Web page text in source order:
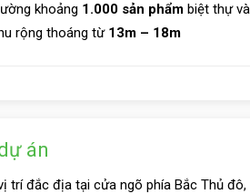
khoảng 1.000 sản phẩmbiệt thự và
rộng thoáng từ 13m – 18m
án
trí đắc địa tại cửa ngõ phía Bắc Thủ